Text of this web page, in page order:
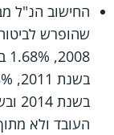
החישוב הנ"ל
בשנת 2014 ובשנת 2015) חושב
העובד ולא